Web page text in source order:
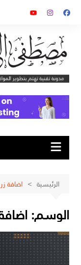
التجاوز
إلى
الرئيسية اضافة
الوسم: